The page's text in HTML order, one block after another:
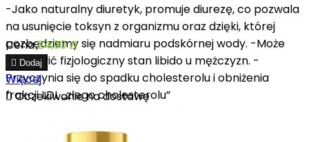
-Jako naturalny diuretyk, promuje diurezę, co pozwala
na usunięcie toksyn z organizmu oraz dzięki, której
pozbędziemy się nadmiaru podskórnej wody. -Może
poprawić fizjologiczny stan libido u mężczyzn. -
Przyczynia się do spadku cholesterolu i obniżenia
frakcji LDL „złego cholesterolu”
Cena24,90 zł
 Dodaj
Więcej
Oczekiwanie na dostawę